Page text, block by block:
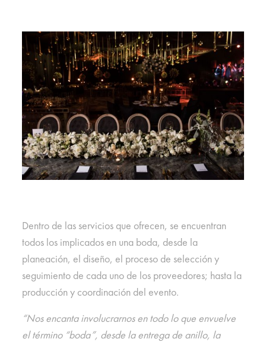
Dentro de las servicios que ofrecen, se encuentran
todos los implicados en una boda, desde la
planeación, el diseño, el proceso de selección y
seguimiento de cada uno de los proveedores; hasta la
producción y coordinación del evento.
“Nos encanta involucrarnos en todo lo que envuelve
el término “boda”, desde la entrega de anillo, la